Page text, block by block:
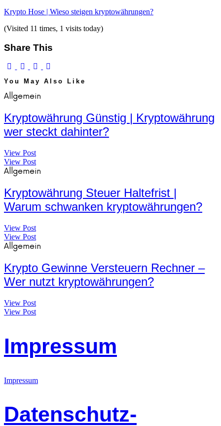
Krypto Hose | Wieso steigen kryptowährungen?
(Visited 11 times, 1 visits today)
Share This
You May Also Like
Allgemein
Kryptowährung Günstig | Kryptowährung
wer steckt dahinter?
View Post
View Post
Allgemein
Kryptowährung Steuer Haltefrist |
Warum schwanken kryptowährungen?
View Post
View Post
Allgemein
Krypto Gewinne Versteuern Rechner –
Wer nutzt kryptowährungen?
View Post
View Post
Impressum
Impressum
Datenschutz-